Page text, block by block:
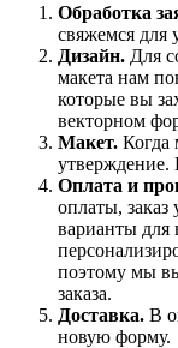
Обработка
свяжемся для
Дизайн. Для
макета нам
которые вы
векторном
Макет. Когда
утверждение.
Оплата и
оплаты, заказ
варианты для
поэтому мы
заказа.
Доставка. В
новую форму.